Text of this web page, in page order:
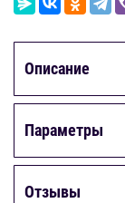
Описание
Параметры
Отзывы